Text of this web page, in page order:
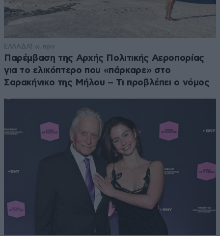
ΕΛΛΑΔΑ1 ω. πριν
Παρέμβαση της Αρχής Πολιτικής Αεροπορίας
για το ελικόπτερο που «πάρκαρε» στο
Σαρακήνικο της Μήλου – Τι προβλέπει ο νόμος